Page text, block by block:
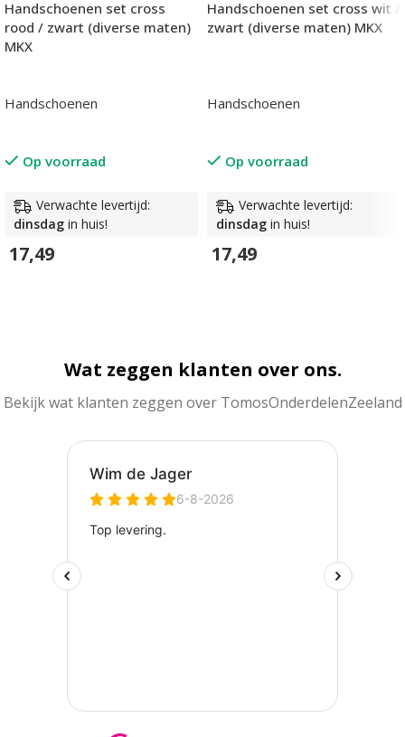
Handschoenen set cross
rood / zwart (diverse maten)
MKX
Handschoenen
Op voorraad
Verwachte levertijd:
dinsdag in huis!
17,49
Handschoenen set cross wit /
zwart (diverse maten) MKX
Handschoenen
Op voorraad
Verwachte levertijd:
dinsdag in huis!
17,49
Wat zeggen klanten over ons.
Bekijk wat klanten zeggen over TomosOnderdelenZeeland